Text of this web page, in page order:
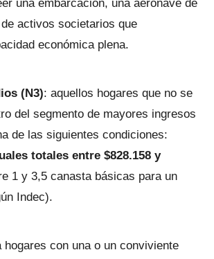
una embarcación, una aeronave de
activos societarios que
económica plena.
(N3): aquellos hogares que no se
del segmento de mayores ingresos
de las siguientes condiciones:
totales entre $828.158 y
1 y 3,5 canasta básicas para un
Indec).
hogares con una o un conviviente